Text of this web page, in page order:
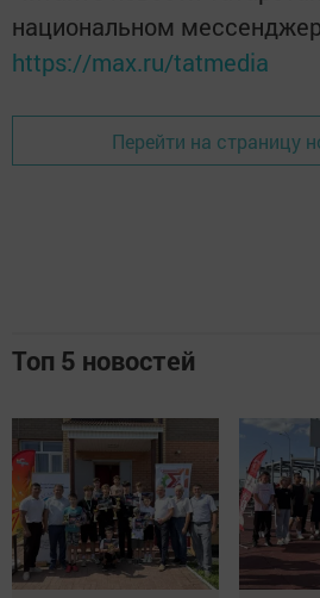
национальном
https://max.ru/tatmedia
Перейти на страницу
Топ 5 новостей